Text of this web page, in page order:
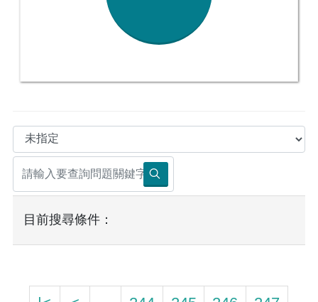
目前搜尋條件：